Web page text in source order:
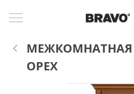
МЕЖКОМНАТНАЯ
ОРЕХ